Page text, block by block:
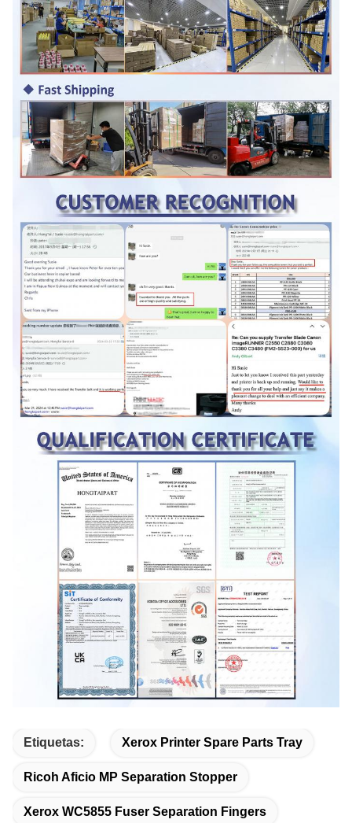
Etiquetas: Xerox Printer Spare Parts Tray
Ricoh Aficio MP Separation Stopper
Xerox WC5855 Fuser Separation Fingers